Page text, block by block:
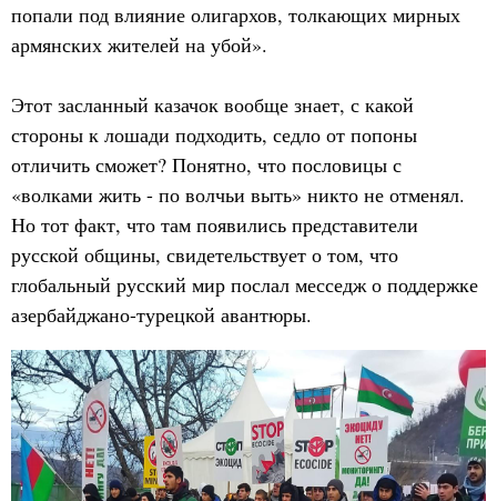
попали под влияние олигархов, толкающих мирных
армянских жителей на убой».
Этот засланный казачок вообще знает, с какой
стороны к лошади подходить, седло от попоны
отличить сможет? Понятно, что пословицы с
«волками жить - по волчьи выть» никто не отменял.
Но тот факт, что там появились представители
русской общины, свидетельствует о том, что
глобальный русский мир послал месседж о поддержке
азербайджано-турецкой авантюры.